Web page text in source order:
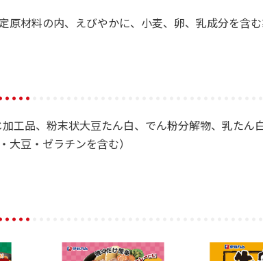
材料の内、えびやかに、小麦、卵、乳成分を含む
工品、粉末状大豆たん白、でん粉分解物、乳た
大豆・ゼラチンを含む）